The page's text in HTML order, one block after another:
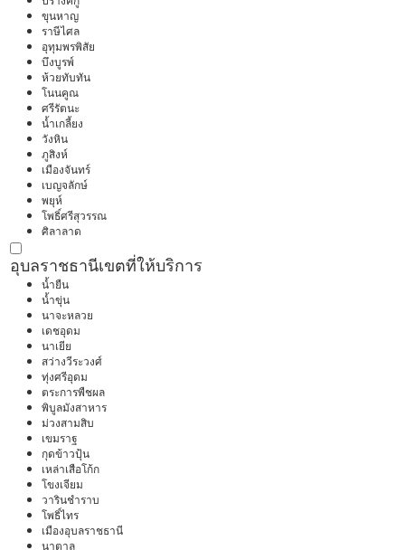
ขุนหาญ
ราษีไศล
อุทุมพรพิสัย
บึงบูรพ์
ห้วยทับทัน
โนนคูณ
ศรีรัตนะ
น้ำเกลี้ยง
วังหิน
ภูสิงห์
เมืองจันทร์
เบญจลักษ์
พยุห์
โพธิ์ศรีสุวรรณ
ศิลาลาด
อุบลราชธานีเขตที่ให้บริการ
น้ำยืน
น้ำขุ่น
นาจะหลวย
เดชอุดม
นาเยีย
สว่างวีระวงศ์
ทุ่งศรีอุดม
ตระการพืชผล
พิบูลมังสาหาร
ม่วงสามสิบ
เขมราฐ
กุดข้าวปุ้น
เหล่าเสือโก้ก
โขงเจียม
วารินชำราบ
โพธิ์ไทร
เมืองอุบลราชธานี
นาตาล